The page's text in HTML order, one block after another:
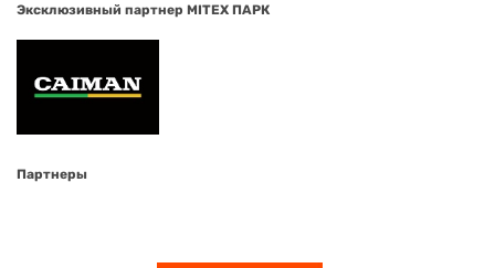
Эксклюзивный партнер MITEX ПАРК
Партнеры